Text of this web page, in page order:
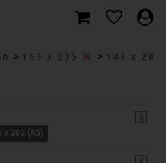
> 165 x 235 > 145 x
x 205 (A5)